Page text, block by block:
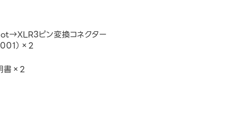
ピン変換コネクター
）×2
書×2